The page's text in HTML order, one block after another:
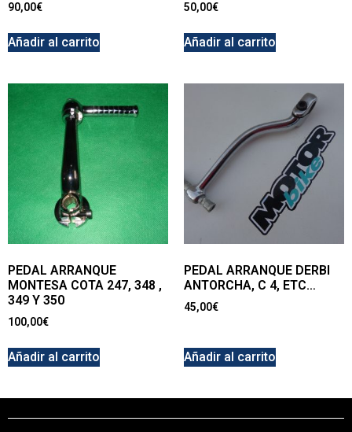
90,00€
Añadir al carrito
50,00€
Añadir al carrito
PEDAL ARRANQUE
MONTESA COTA 247, 348 ,
349 Y 350
100,00€
Añadir al carrito
PEDAL ARRANQUE DERBI
ANTORCHA, C 4, ETC…
45,00€
Añadir al carrito